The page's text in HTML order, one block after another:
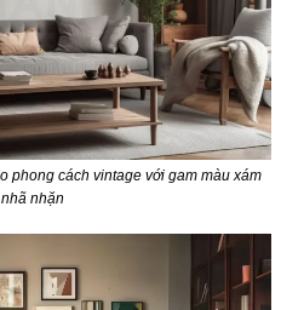
phong cách vintage với gam màu xám
nhã nhặn